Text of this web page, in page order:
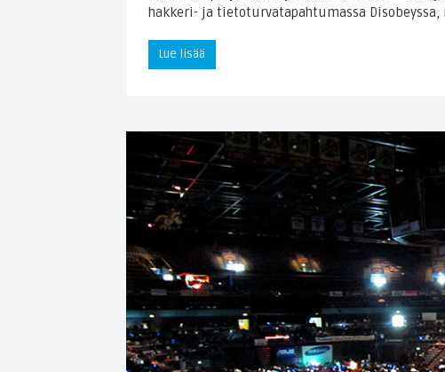
hakkeri- ja tietoturvatapahtumassa
Lue lisää